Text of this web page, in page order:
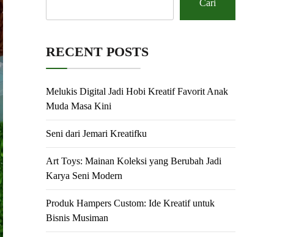
Cari
RECENT POSTS
Melukis Digital Jadi Hobi Kreatif Favorit Anak
Muda Masa Kini
Seni dari Jemari Kreatifku
Art Toys: Mainan Koleksi yang Berubah Jadi
Karya Seni Modern
Produk Hampers Custom: Ide Kreatif untuk
Bisnis Musiman